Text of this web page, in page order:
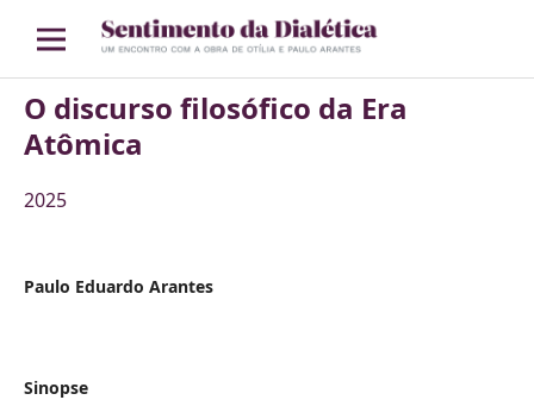
O discurso filosófico da Era
Atômica
2025
Paulo Eduardo Arantes
Sinopse